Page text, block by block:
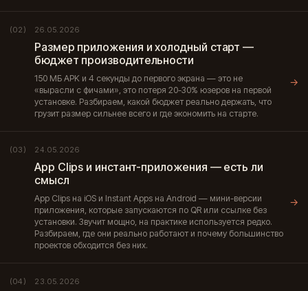
(02) 26.05.2026
Размер приложения и холодный старт —
бюджет производительности
150 МБ APK и 4 секунды до первого экрана — это не
«вырасли с фичами», это потеря 20-30% юзеров на первой
установке. Разбираем, какой бюджет реально держать, что
грузит размер сильнее всего и где экономить на старте.
→
(03) 24.05.2026
App Clips и инстант-приложения — есть ли
смысл
App Clips на iOS и Instant Apps на Android — мини-версии
приложения, которые запускаются по QR или ссылке без
установки. Звучит мощно, на практике используется редко.
Разбираем, где они реально работают и почему большинство
проектов обходится без них.
→
(04) 23.05.2026